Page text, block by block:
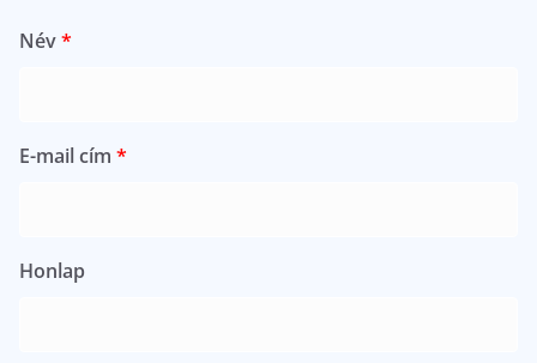
Név*
E-mail cím *
Honlap